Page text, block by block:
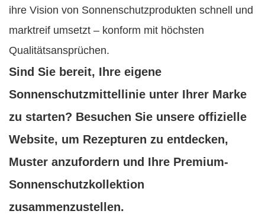
ihre Vision von Sonnenschutzprodukten schnell und
marktreif umsetzt – konform mit höchsten
Qualitätsansprüchen.
Sind Sie bereit, Ihre eigene
Sonnenschutzmittellinie unter Ihrer Marke
zu starten? Besuchen Sie unsere offizielle
Website, um Rezepturen zu entdecken,
Muster anzufordern und Ihre Premium-
Sonnenschutzkollektion
zusammenzustellen.